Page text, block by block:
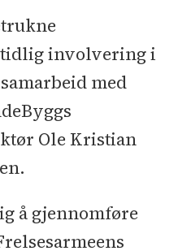
involvering i
med
Ole Kristian
å gjennomføre